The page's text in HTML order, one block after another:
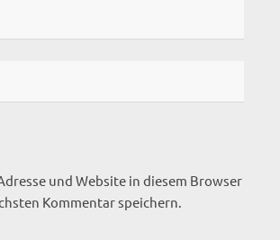
und Website in diesem Browser
Kommentar speichern.